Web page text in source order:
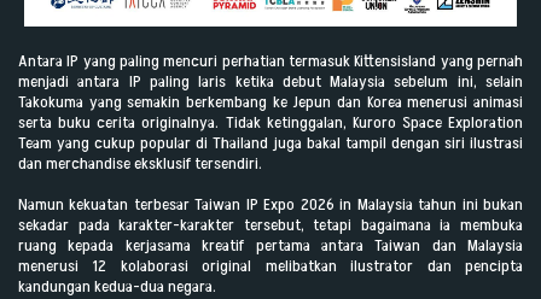
Antara IP yang paling mencuri perhatian termasuk Kittensisland yang pernah
menjadi antara IP paling laris ketika debut Malaysia sebelum ini, selain
Takokuma yang semakin berkembang ke Jepun dan Korea menerusi animasi
serta buku cerita originalnya. Tidak ketinggalan, Kuroro Space Exploration
Team yang cukup popular di Thailand juga bakal tampil dengan siri ilustrasi
dan merchandise eksklusif tersendiri.
Namun kekuatan terbesar Taiwan IP Expo 2026 in Malaysia tahun ini bukan
sekadar pada karakter-karakter tersebut, tetapi bagaimana ia membuka
ruang kepada kerjasama kreatif pertama antara Taiwan dan Malaysia
menerusi 12 kolaborasi original melibatkan ilustrator dan pencipta
kandungan kedua-dua negara.